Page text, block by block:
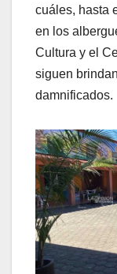
cuáles, hasta
en los
Cultura y el
siguen
damnificados.